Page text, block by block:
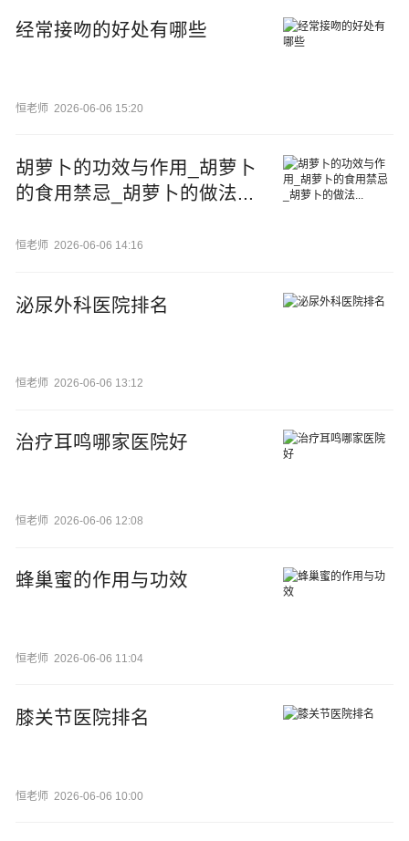
经常接吻的好处有哪些
恒老师 2026-06-06 15:20
胡萝卜的功效与作用_胡萝卜
的食用禁忌_胡萝卜的做法...
恒老师 2026-06-06 14:16
泌尿外科医院排名
恒老师 2026-06-06 13:12
治疗耳鸣哪家医院好
恒老师 2026-06-06 12:08
蜂巢蜜的作用与功效
恒老师 2026-06-06 11:04
膝关节医院排名
恒老师 2026-06-06 10:00